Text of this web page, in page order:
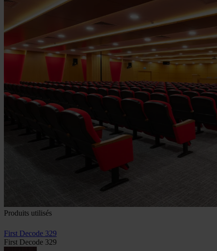
Produits utilisés
First Decode 329
First Decode 329